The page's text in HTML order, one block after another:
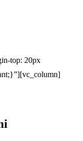
top: 20px